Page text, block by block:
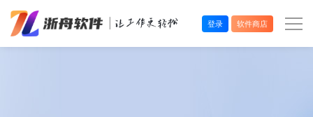
登录 软件商店